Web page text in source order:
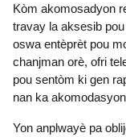
Kòm akomosadyon
travay la aksesib
oswa entèprèt pou
chanjman orè, ofri
pou sentòm ki gen
nan ka
Yon anplwayè pa